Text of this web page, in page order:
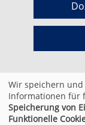
© 2026 Kufer
Wir speichern
Informationen für
Speicherung von
Funktionelle